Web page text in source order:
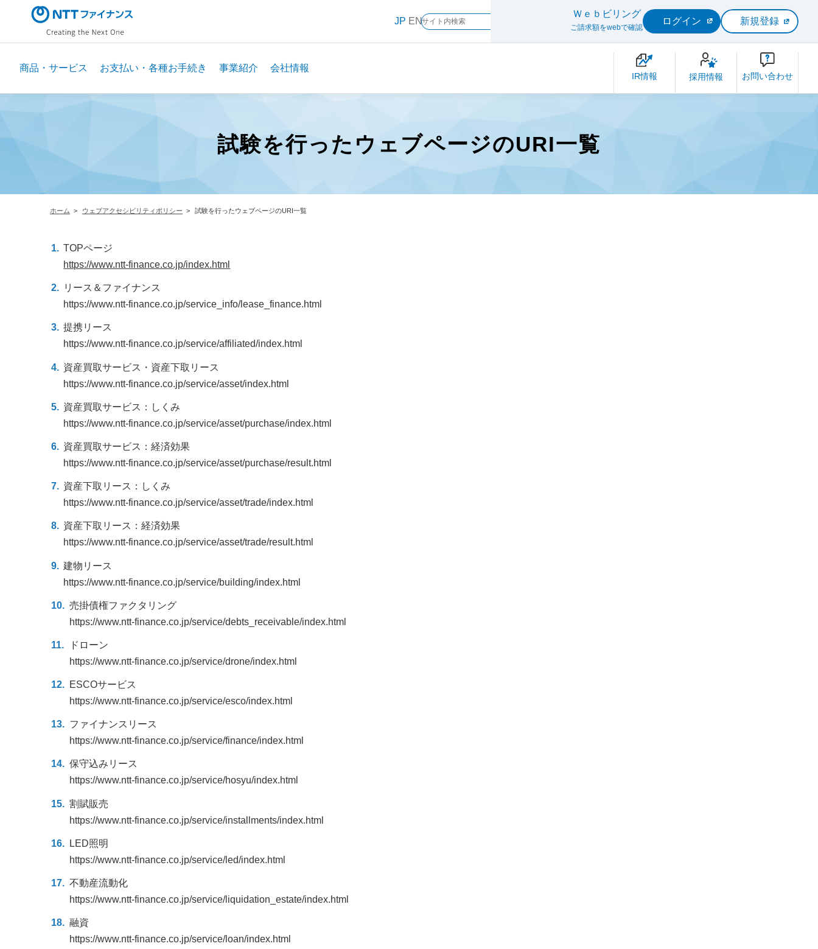
ン
JP EN
Ｗｅｂビリング
ご請求額をwebで確認
ログイン 新規登録
商品・サービス お支払い・各種お手続き 事業紹介 会社情報
IR情報 採用情報 お問い合わせ
試験を行ったウェブページのURI一覧
ホーム ウェブアクセシビリティポリシー 試験を行ったウェブページのURI一覧
TOPページ
https://www.ntt-finance.co.jp/index.html
リース＆ファイナンス
https://www.ntt-finance.co.jp/service_info/lease_finance.html
提携リース
https://www.ntt-finance.co.jp/service/affiliated/index.html
資産買取サービス・資産下取リース
https://www.ntt-finance.co.jp/service/asset/index.html
資産買取サービス：しくみ
https://www.ntt-finance.co.jp/service/asset/purchase/index.html
資産買取サービス：経済効果
https://www.ntt-finance.co.jp/service/asset/purchase/result.html
資産下取リース：しくみ
https://www.ntt-finance.co.jp/service/asset/trade/index.html
資産下取リース：経済効果
https://www.ntt-finance.co.jp/service/asset/trade/result.html
建物リース
https://www.ntt-finance.co.jp/service/building/index.html
売掛債権ファクタリング
https://www.ntt-finance.co.jp/service/debts_receivable/index.html
ドローン
https://www.ntt-finance.co.jp/service/drone/index.html
ESCOサービス
https://www.ntt-finance.co.jp/service/esco/index.html
ファイナンスリース
https://www.ntt-finance.co.jp/service/finance/index.html
保守込みリース
https://www.ntt-finance.co.jp/service/hosyu/index.html
割賦販売
https://www.ntt-finance.co.jp/service/installments/index.html
LED照明
https://www.ntt-finance.co.jp/service/led/index.html
不動産流動化
https://www.ntt-finance.co.jp/service/liquidation_estate/index.html
融資
https://www.ntt-finance.co.jp/service/loan/index.html